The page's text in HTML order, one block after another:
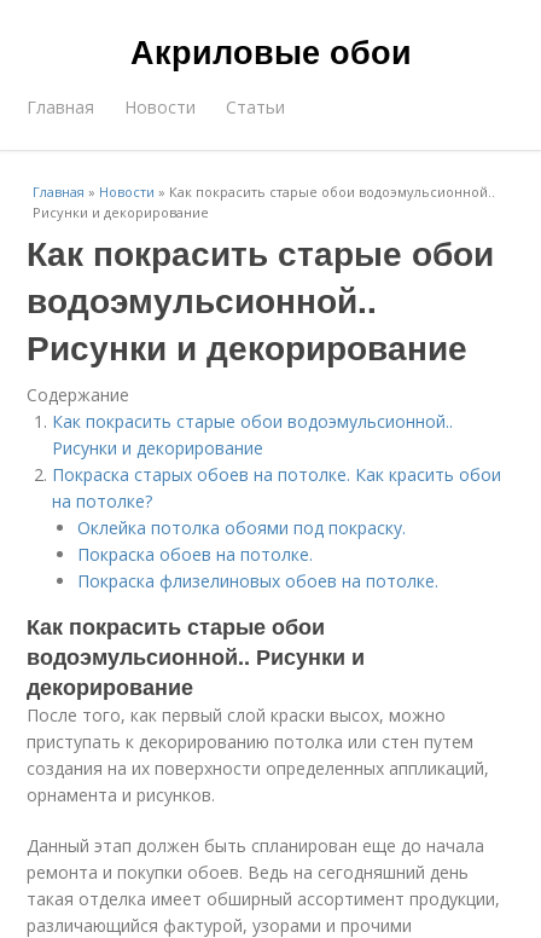
Акриловые обои
Главная Новости Статьи
Главная » Новости » Как покрасить старые обои водоэмульсионной..
Рисунки и декорирование
Как покрасить старые обои
водоэмульсионной..
Рисунки и декорирование
Содержание
Как покрасить старые обои водоэмульсионной..
Рисунки и декорирование
Покраска старых обоев на потолке. Как красить обои
на потолке?
Оклейка потолка обоями под покраску.
Покраска обоев на потолке.
Покраска флизелиновых обоев на потолке.
Как покрасить старые обои
водоэмульсионной.. Рисунки и
декорирование
После того, как первый слой краски высох, можно
приступать к декорированию потолка или стен путем
создания на их поверхности определенных аппликаций,
орнамента и рисунков.
Данный этап должен быть спланирован еще до начала
ремонта и покупки обоев. Ведь на сегодняшний день
такая отделка имеет обширный ассортимент продукции,
различающийся фактурой, узорами и прочими